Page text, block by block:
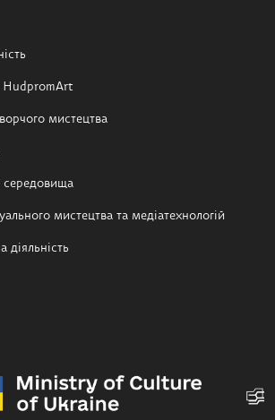
HudpromArt
мистецтва
середовища
мистецтва та медіатехнологій
діяльність